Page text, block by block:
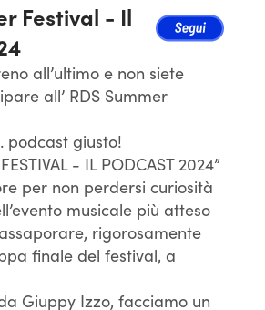
Festival - Il
all’ultimo e non siete
all’ RDS Summer
podcast giusto!
- IL PODCAST 2024”
per non perdersi curiosità
musicale più atteso
rigorosamente
finale del festival, a
Giuppy Izzo, facciamo un